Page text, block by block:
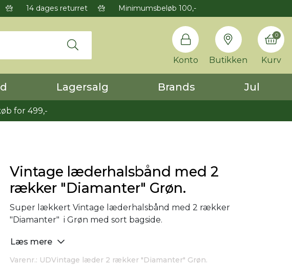
14 dages returret Minimumsbeløb 100,-
Konto Butikken Kurv
0
Lagersalg Brands Jul
for 499,-
Vintage læderhalsbånd med 2
rækker "Diamanter" Grøn.
Super lækkert Vintage læderhalsbånd med 2 rækker
"Diamanter" i Grøn med sort bagside.
Læs mere
Varenr.: UDVintage læder 2 rækker "Diamanter" Grøn.